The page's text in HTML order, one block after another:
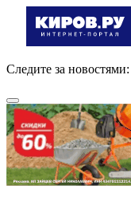
Следите за новостями: